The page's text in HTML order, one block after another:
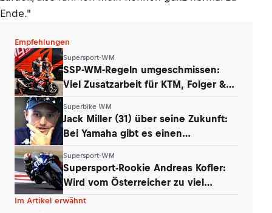
Ende."
Empfehlungen
Supersport-WM
SSP-WM-Regeln umgeschmissen:
Viel Zusatzarbeit für KTM, Folger &
Superbike WM
Jack Miller (31) über seine Zukunft:
Bei Yamaha gibt es einen
Supersport-WM
Supersport-Rookie Andreas Kofler:
Wird vom Österreicher zu viel
erwartet?
Im Artikel erwähnt